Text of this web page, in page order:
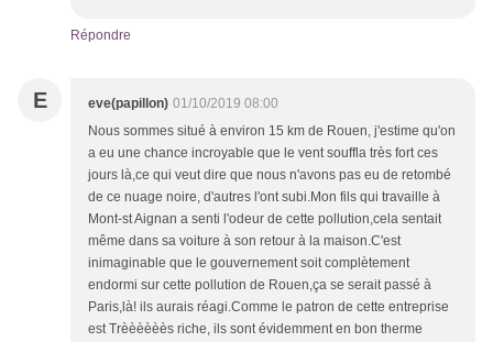
Répondre
E eve(papillon) 01/10/2019 08:00
Nous sommes situé à environ 15 km de Rouen, j'estime qu'on
a eu une chance incroyable que le vent souffla très fort ces
jours là,ce qui veut dire que nous n'avons pas eu de retombé
de ce nuage noire, d'autres l'ont subi.Mon fils qui travaille à
Mont-st Aignan a senti l'odeur de cette pollution,cela sentait
même dans sa voiture à son retour à la maison.C'est
inimaginable que le gouvernement soit complètement
endormi sur cette pollution de Rouen,ça se serait passé à
Paris,là! ils aurais réagi.Comme le patron de cette entreprise
est Trèèèèèès riche, ils sont évidemment en bon therme